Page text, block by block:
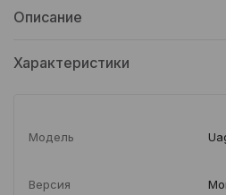
Описание
Характеристики
Модель
Версия